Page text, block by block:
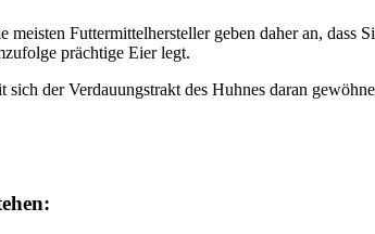
Futtermittelhersteller geben daher an, dass
prächtige Eier legt.
der Verdauungstrakt des Huhnes daran